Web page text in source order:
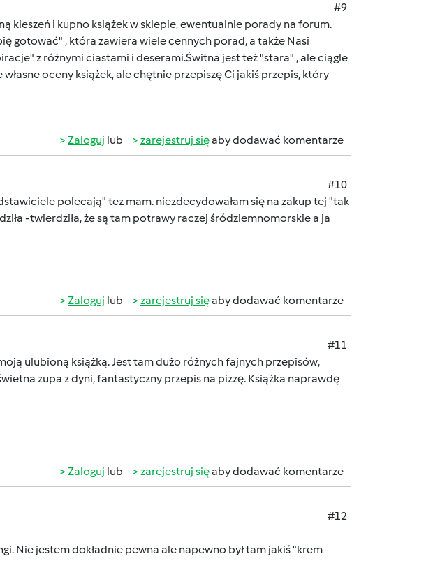
#9
kieszeń i kupno książek w sklepie, ewentualnie porady na forum.
gotować" , która zawiera wiele cennych porad, a także Nasi
z różnymi ciastami i deserami.Świtna jest też "stara" , ale ciągle
oceny książek, ale chętnie przepiszę Ci jakiś przepis, który
Zaloguj lub zarejestruj sięaby dodawać komentarze
#10
polecają" tez mam. niezdecydowałam się na zakup tej "tak
-twierdziła, że są tam potrawy raczej śródziemnomorskie a ja
Zaloguj lub zarejestruj sięaby dodawać komentarze
#11
ulubioną książką. Jest tam dużo różnych fajnych przepisów,
zupa z dyni, fantastyczny przepis na pizzę. Książka naprawdę
Zaloguj lub zarejestruj sięaby dodawać komentarze
#12
Nie jestem dokładnie pewna ale napewno był tam jakiś "krem